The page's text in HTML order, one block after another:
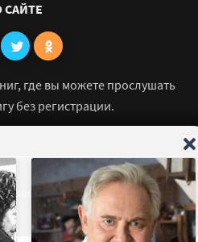
САЙТЕ
где вы можете прослушать
без регистрации.
audio.com Все права защищены